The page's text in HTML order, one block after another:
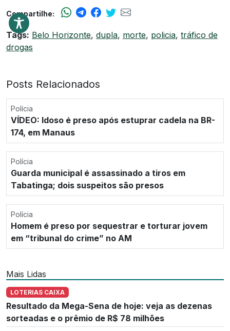
Compartilhe:
Tags: Belo Horizonte, dupla, morte, policia, tráfico de
drogas
Posts Relacionados
Polícia
VÍDEO: Idoso é preso após estuprar cadela na BR-
174, em Manaus
Polícia
Guarda municipal é assassinado a tiros em
Tabatinga; dois suspeitos são presos
Polícia
Homem é preso por sequestrar e torturar jovem
em “tribunal do crime” no AM
Mais Lidas
LOTERIAS CAIXA
Resultado da Mega-Sena de hoje: veja as dezenas
sorteadas e o prêmio de R$ 78 milhões